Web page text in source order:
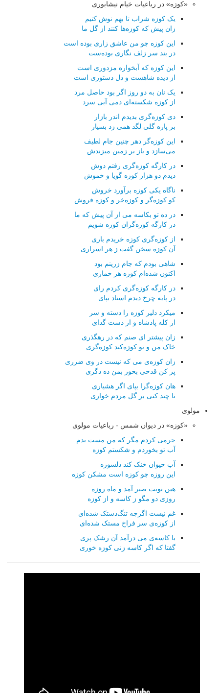
«کوزه» در رباعیات خیام نیشابوری
یک کوزه شراب تا بهم نوش کنیم
زان پیش که کوزه‌ها کنند از گل ما
این کوزه چو من عاشق زاری بوده است
در بند سر زلف نگاری بوده‌ست
این کوزه که آبخواره مزدوری است
از دیده شاهست و دل دستوری است
یک نان به دو روز اگر بود حاصل مرد
از کوزه شکسته‌ای دمی آبی سرد
دی کوزه‌گری بدیدم اندر بازار
بر پاره گلی لگد همی زد بسیار
این کوزه‌گر دهر چنین جام لطیف
می‌سازد و باز بر زمین میزندش
در کارگه کوزه‌گری رفتم دوش
دیدم دو هزار کوزه گویا و خموش
ناگاه یکی کوزه برآورد خروش
کو کوزه‌گر و کوزه‌خر و کوزه فروش
در ده تو بکاسه می از آن پیش که ما
در کارگه کوزه‌گران کوزه شویم
از کوزه‌گری کوزه خریدم باری
آن کوزه سخن گفت ز هر اسراری
شاهی بودم که جام زرینم بود
اکنون شده‌ام کوزه هر خماری
در کارگه کوزه‌گری کردم رای
در پایه چرخ دیدم استاد بپای
میکرد دلیر کوزه را دسته و سر
از کله پادشاه و از دست گدای
زان پیشتر ای صنم که در رهگذری
خاک من و تو کوزه‌کند کوزه‌گری
زان کوزه‌ی می که نیست در وی ضرری
پر کن قدحی بخور بمن ده دگری
هان کوزه‌گرا بپای اگر هشیاری
تا چند کنی بر گل مردم خواری
مولوی
«کوزه» در دیوان شمس - رباعیات مولوی
جرمی کردم مگر که من مست بدم
آب تو بخوردم و شکستم کوزه
آب حیوان خنک کند دلسوزه
این روزه چو کوزه است مشکن کوزه
هین نوبت صبر آمد و ماه روزه
روزی دو مگو ز کاسه و از کوزه
غم نیست اگرچه تنگ‌دستک شده‌ای
از کوزه‌ی سر فراخ مستک شده‌ای
با کاسه‌ی می درآمد آن رشک پری
گفتا که اگر کاسه زنی کوزه خوری